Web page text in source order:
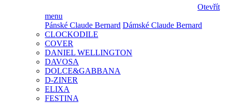
Otevřít
menu
Pánské Claude Bernard Dámské Claude Bernard
CLOCKODILE
COVER
DANIEL WELLINGTON
DAVOSA
DOLCE&GABBANA
D-ZINER
ELIXA
FESTINA